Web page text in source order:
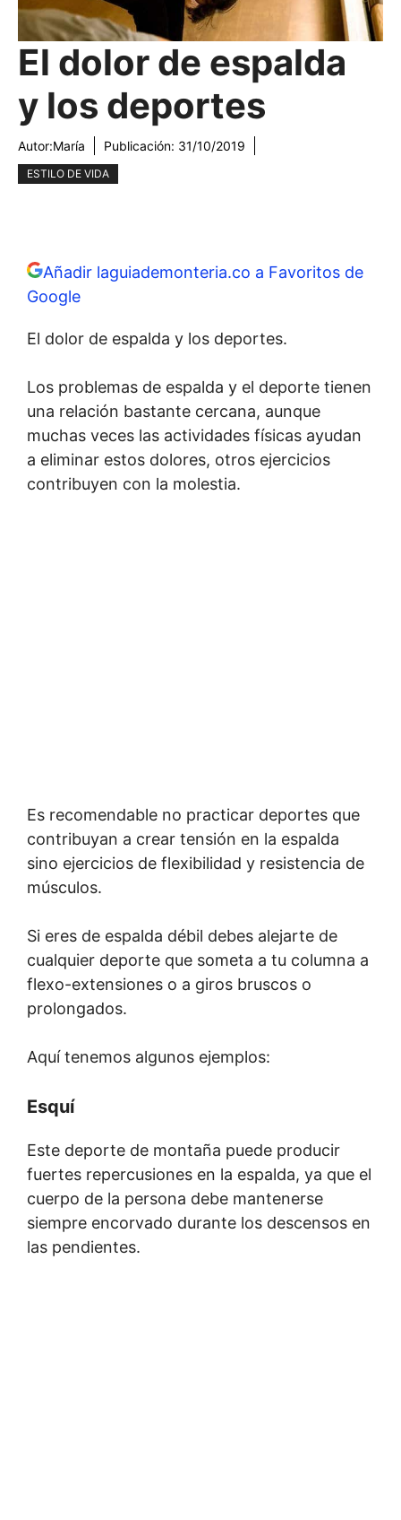
El dolor de espalda
y los deportes
Autor:María Publicación: 31/10/2019
ESTILO DE VIDA
Añadir laguiademonteria.co a Favoritos de
Google
El dolor de espalda y los deportes.
Los problemas de espalda y el deporte tienen
una relación bastante cercana, aunque
muchas veces las actividades físicas ayudan
a eliminar estos dolores, otros ejercicios
contribuyen con la molestia.
Es recomendable no practicar deportes que
contribuyan a crear tensión en la espalda
sino ejercicios de flexibilidad y resistencia de
músculos.
Si eres de espalda débil debes alejarte de
cualquier deporte que someta a tu columna a
flexo-extensiones o a giros bruscos o
prolongados.
Aquí tenemos algunos ejemplos:
Esquí
Este deporte de montaña puede producir
fuertes repercusiones en la espalda, ya que el
cuerpo de la persona debe mantenerse
siempre encorvado durante los descensos en
las pendientes.